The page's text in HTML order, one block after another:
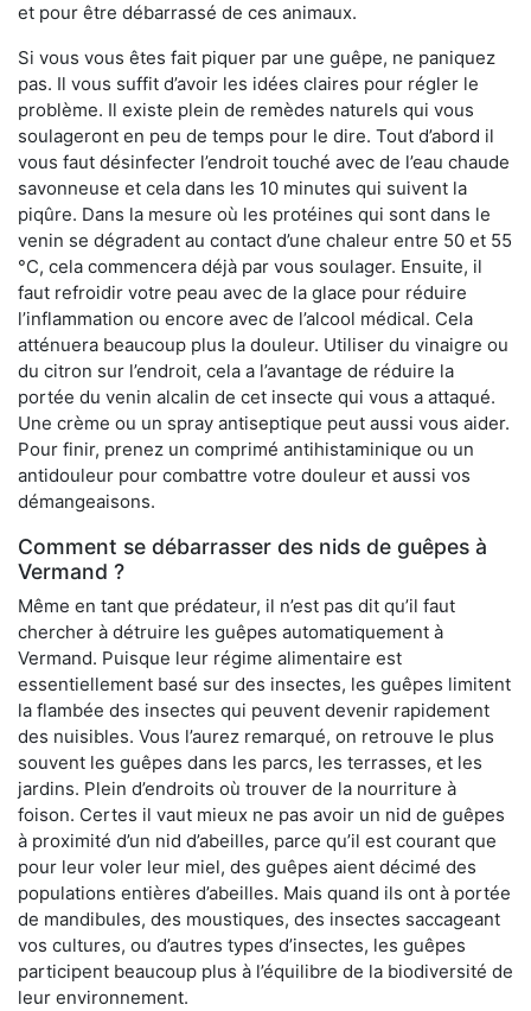
et pour être débarrassé de ces animaux.
Si vous vous êtes fait piquer par une guêpe, ne paniquez
pas. Il vous suffit d’avoir les idées claires pour régler le
problème. Il existe plein de remèdes naturels qui vous
soulageront en peu de temps pour le dire. Tout d’abord il
vous faut désinfecter l’endroit touché avec de l’eau chaude
savonneuse et cela dans les 10 minutes qui suivent la
piqûre. Dans la mesure où les protéines qui sont dans le
venin se dégradent au contact d’une chaleur entre 50 et 55
°C, cela commencera déjà par vous soulager. Ensuite, il
faut refroidir votre peau avec de la glace pour réduire
l’inflammation ou encore avec de l’alcool médical. Cela
atténuera beaucoup plus la douleur. Utiliser du vinaigre ou
du citron sur l’endroit, cela a l’avantage de réduire la
portée du venin alcalin de cet insecte qui vous a attaqué.
Une crème ou un spray antiseptique peut aussi vous aider.
Pour finir, prenez un comprimé antihistaminique ou un
antidouleur pour combattre votre douleur et aussi vos
démangeaisons.
Comment se débarrasser des nids de guêpes à
Vermand ?
Même en tant que prédateur, il n’est pas dit qu’il faut
chercher à détruire les guêpes automatiquement à
Vermand. Puisque leur régime alimentaire est
essentiellement basé sur des insectes, les guêpes limitent
la flambée des insectes qui peuvent devenir rapidement
des nuisibles. Vous l’aurez remarqué, on retrouve le plus
souvent les guêpes dans les parcs, les terrasses, et les
jardins. Plein d’endroits où trouver de la nourriture à
foison. Certes il vaut mieux ne pas avoir un nid de guêpes
à proximité d’un nid d’abeilles, parce qu’il est courant que
pour leur voler leur miel, des guêpes aient décimé des
populations entières d’abeilles. Mais quand ils ont à portée
de mandibules, des moustiques, des insectes saccageant
vos cultures, ou d’autres types d’insectes, les guêpes
participent beaucoup plus à l’équilibre de la biodiversité de
leur environnement.